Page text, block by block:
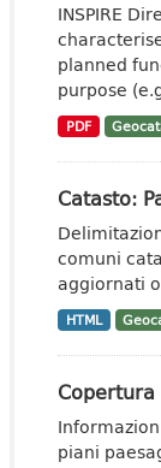
INSPIRE
planned
purpose
PDF
Catasto:
comuni
aggiornati
HTML
piani